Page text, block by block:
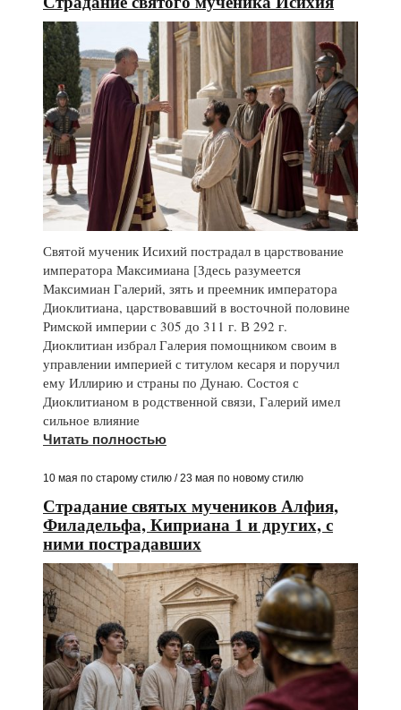
Святой мученик Исихий пострадал в царствование
императора Максимиана [Здесь разумеется
Максимиан Галерий, зять и преемник императора
Диоклитиана, царствовавший в восточной половине
Римской империи с 305 до 311 г. В 292 г.
Диоклитиан избрал Галерия помощником своим в
управлении империей с титулом кесаря и поручил
ему Иллирию и страны по Дунаю. Состоя с
Диоклитианом в родственной связи, Галерий имел
сильное влияние
Читать полностью
10 мая по старому стилю / 23 мая по новому стилю
Страдание святых мучеников Алфия,
Филадельфа, Киприана 1 и других, с
ними пострадавших